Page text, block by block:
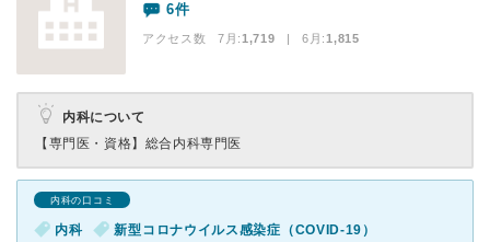
6件
アクセス数 7月:1,719 | 6月:1,815
内科について
【専門医・資格】 総合内科専門医
内科の口コミ
内科 新型コロナウイルス感染症（COVID-19）